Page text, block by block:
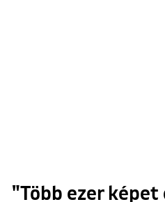
"Több ezer